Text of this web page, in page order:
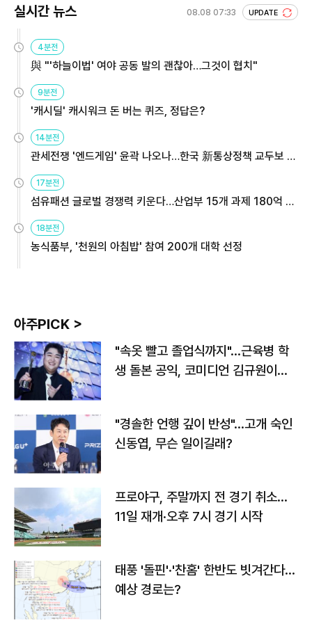
실시간 뉴스 08.08 07:33 UPDATE
4분전
與 "'하늘이법' 여야 공동 발의 괜찮아…그것이 협치"
9분전
'캐시딜' 캐시워크 돈 버는 퀴즈, 정답은?
14분전
관세전쟁 '엔드게임' 윤곽 나오나…한국 新통상정책 교두보 활
17분전
섬유패션 글로벌 경쟁력 키운다…산업부 15개 과제 180억 지
18분전
농식품부, '천원의 아침밥' 참여 200개 대학 선정
아주PICK >
"속옷 빨고 졸업식까지"…근육병 학
생 돌본 공익, 코미디언 김규원이었
"경솔한 언행 깊이 반성"…고개 숙인
신동엽, 무슨 일이길래?
프로야구, 주말까지 전 경기 취소…
11일 재개·오후 7시 경기 시작
태풍 '돌핀'·'찬홈' 한반도 빗겨간다…
예상 경로는?